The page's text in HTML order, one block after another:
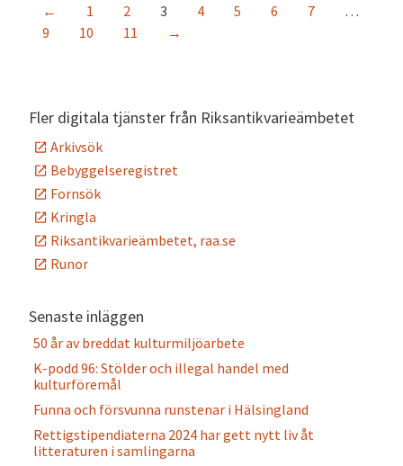
← 1 2 3 4 5 6 7
…
9
10 11 →
Fler digitala tjänster från Riksantikvarieämbetet
Arkivsök
Bebyggelseregistret
Fornsök
Kringla
Riksantikvarieämbetet, raa.se
Runor
Senaste inläggen
50 år av breddat kulturmiljöarbete
K-podd 96: Stölder och illegal handel med
kulturföremål
Funna och försvunna runstenar i Hälsingland
Rettigstipendiaterna 2024 har gett nytt liv åt
litteraturen i samlingarna